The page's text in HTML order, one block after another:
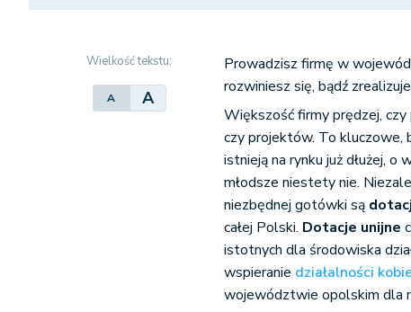
Kredyt na innowacje
Wielkość tekstu:
A A
Prowadzisz firmę w
rozwiniesz się, bądź
Większość firmy prędzej, czy
czy projektów. To kluczowe,
istnieją na rynku już dłużej,
młodsze niestety nie.
niezbędnej gotówki są
całej Polski. Dotacje unijne
istotnych dla środowiska
wspieranie działalności
województwie opolskim dla